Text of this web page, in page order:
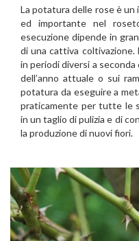
La potatura delle rose è
ed importante nel
esecuzione dipende in
di una cattiva
in periodi diversi a
dell’anno attuale o sui
potatura da eseguire a
praticamente per tutte le
in un taglio di pulizia e di
la produzione di nuovi fiori.